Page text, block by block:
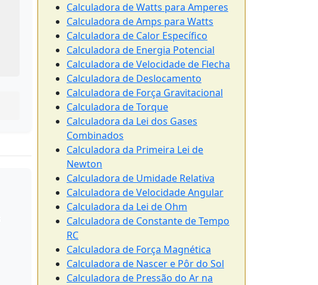
Calculadora de Watts para Amperes
Calculadora de Amps para Watts
Calculadora de Calor Específico
Calculadora de Energia Potencial
Calculadora de Velocidade de Flecha
Calculadora de Deslocamento
Calculadora de Força Gravitacional
Calculadora de Torque
Calculadora da Lei dos Gases
Combinados
Calculadora da Primeira Lei de
Newton
Calculadora de Umidade Relativa
Calculadora de Velocidade Angular
Calculadora da Lei de Ohm
Calculadora de Constante de Tempo
RC
Calculadora de Força Magnética
Calculadora de Nascer e Pôr do Sol
Calculadora de Pressão do Ar na